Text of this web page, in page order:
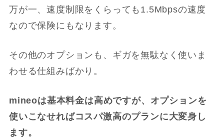
万が一、速度制限をくらっても1.5Mbpsの速度
なので保険にもなります。
その他のオプションも、ギガを無駄なく使いま
わせる仕組みばかり。
mineoは基本料金は高めですが、オプションを
使いこなせればコスパ激高のプランに大変身し
ます。